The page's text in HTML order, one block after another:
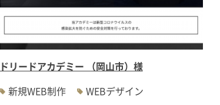
ドリードアカデミー （岡山市）様
新規WEB制作
WEBデザイン